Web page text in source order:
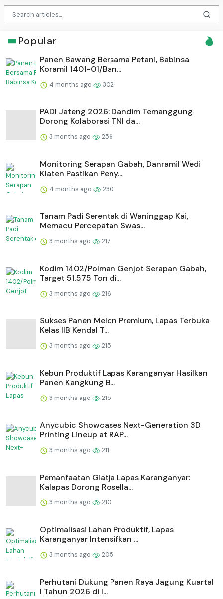
Popular
Panen Bawang Bersama Petani, Babinsa
Koramil 1401-01/Ban...
4 months ago 302
PADI Jateng 2026: Dandim Temanggung
Dorong Kolaborasi TNI da...
3 months ago 256
Monitoring Serapan Gabah, Danramil Wedi
Klaten Pastikan Peny...
4 months ago 230
Tanam Padi Serentak di Waninggap Kai,
Memacu Percepatan Swas...
3 months ago 217
Kodim 1402/Polman Genjot Serapan Gabah,
Target 51.575 Ton di...
3 months ago 216
Sukses Panen Melon Premium, Lapas Terbuka
Kelas IIB Kendal T...
3 months ago 215
⁠Kebun Produktif Lapas Karanganyar Hasilkan
Panen Kangkung B...
3 months ago 215
Anycubic Showcases Next-Generation 3D
Printing Lineup at RAP...
3 months ago 211
Pemanfaatan Giatja Lapas Karanganyar:
Kalapas Dorong Rosella...
3 months ago 210
Optimalisasi Lahan Produktif, Lapas
Karanganyar Intensifkan ...
3 months ago 205
Perhutani Dukung Panen Raya Jagung Kuartal
I Tahun 2026 di I...